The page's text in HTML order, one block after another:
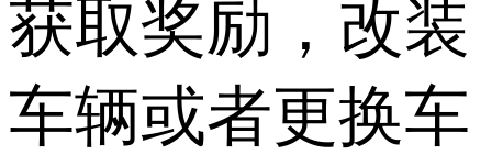
获取奖励，改装
车辆或者更换车